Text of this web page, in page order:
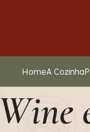
HomeA Cozinha
Wine